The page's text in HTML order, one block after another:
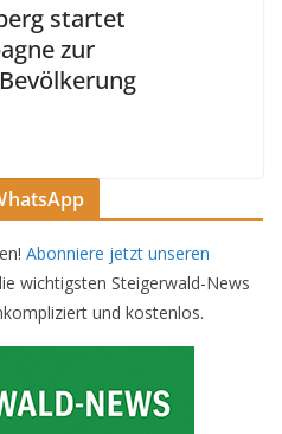
startet
zur
Abonniere jetzt unseren
wichtigsten Steigerwald-News
und kostenlos.